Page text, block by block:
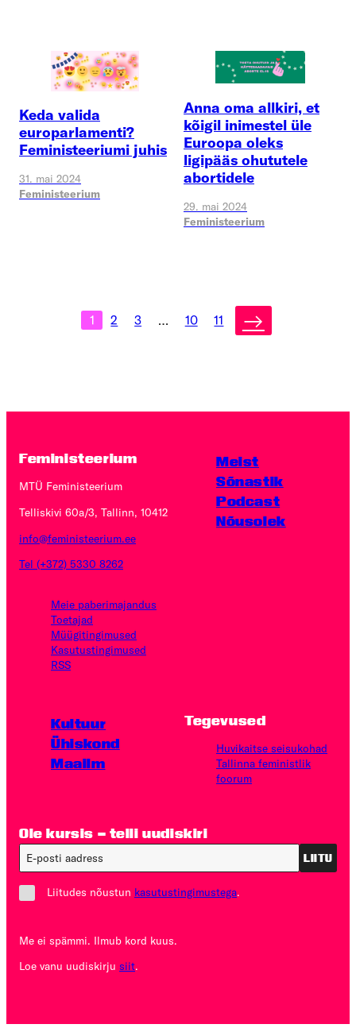
Keda valida
europarlamenti?
Feministeeriumi juhis
31. mai 2024
Feministeerium
Anna oma allkiri, et
kõigil inimestel üle
Euroopa oleks
ligipääs ohututele
abortidele
29. mai 2024
Feministeerium
Postituste
1 2 3 … 10 11 →
Feministeerium
MTÜ Feministeerium
Telliskivi 60a/3, Tallinn, 10412
info@feministeerium.ee
Tel (+372) 5330 8262
Meie paberimajandus
Toetajad
Müügitingimused
Kasutus­tingimused
RSS
Meist
Sõnastik
Podcast
Nõusolek
Kultuur
Ühiskond
Maailm
Tegevused
Huvikaitse seisukohad
Tallinna feministlik
foorum
Ole kursis – telli uudiskiri
LIITU
Liitudes nõustun kasutustingimustega.
Me ei spämmi. Ilmub kord kuus.
Loe vanu uudiskirju siit.